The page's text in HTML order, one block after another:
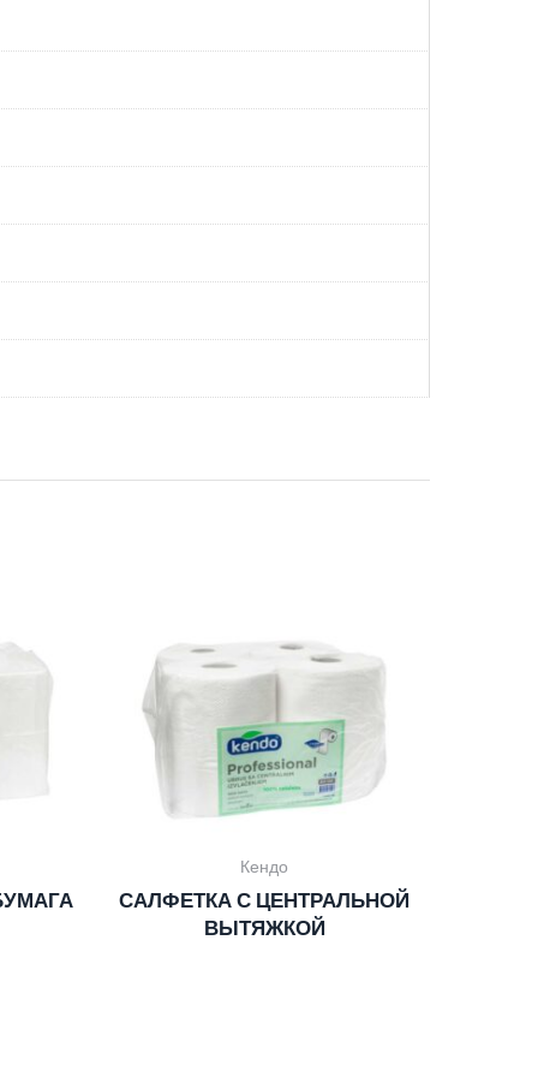
Кендо
САЛФЕТКА С ЦЕНТРАЛЬНОЙ
ВЫТЯЖКОЙ